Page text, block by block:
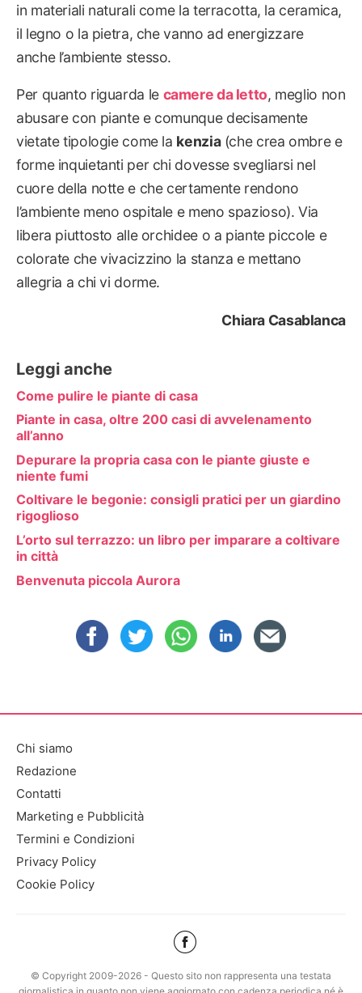
in materiali naturali come la terracotta, la ceramica,
il legno o la pietra, che vanno ad energizzare
anche l’ambiente stesso.
Per quanto riguarda le camere da letto, meglio non
abusare con piante e comunque decisamente
vietate tipologie come la kenzia(che crea ombre e
forme inquietanti per chi dovesse svegliarsi nel
cuore della notte e che certamente rendono
l’ambiente meno ospitale e meno spazioso). Via
libera piuttosto alle orchidee o a piante piccole e
colorate che vivacizzino la stanza e mettano
allegria a chi vi dorme.
Chiara Casablanca
Leggi anche
Come pulire le piante di casa
Piante in casa, oltre 200 casi di avvelenamento
all’anno
Depurare la propria casa con le piante giuste e
niente fumi
Coltivare le begonie: consigli pratici per un giardino
rigoglioso
L’orto sul terrazzo: un libro per imparare a coltivare
in città
Benvenuta piccola Aurora
Chi siamo
Redazione
Contatti
Marketing e Pubblicità
Termini e Condizioni
Privacy Policy
Cookie Policy
© Copyright 2009-2026 - Questo sito non rappresenta una testata